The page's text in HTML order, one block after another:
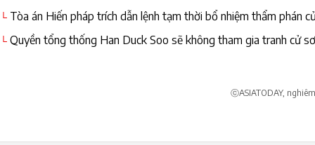
└ Tòa án Hiến pháp trích dẫn lệnh tạm thời bổ nhiệm thẩm phán
Soo
└ Quyền tổng thống Han Duck Soo sẽ không tham gia tranh cử
ⓒASIATODAY,